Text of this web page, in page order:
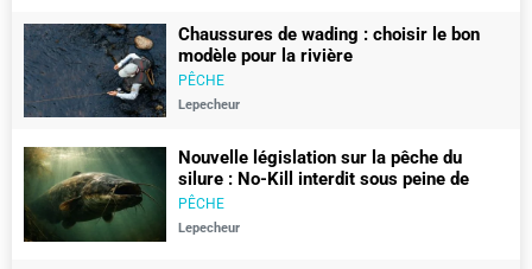
Chaussures de wading : choisir le bon
modèle pour la rivière
PÊCHE
Lepecheur
Nouvelle législation sur la pêche du
silure : No-Kill interdit sous peine de
450€ d’amende
PÊCHE
Lepecheur